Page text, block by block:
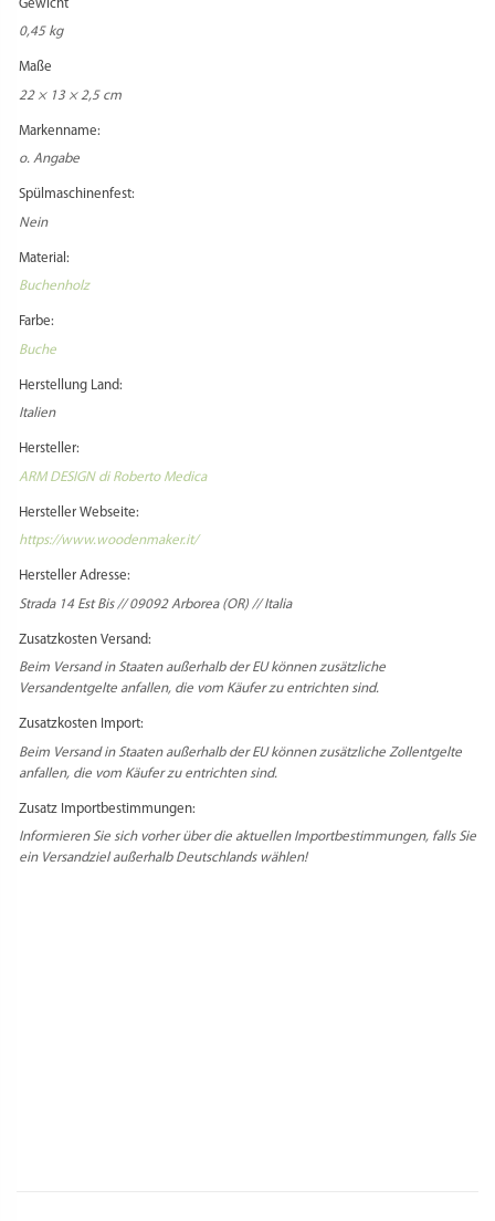
Gewicht
0,45 kg
Maße
22 × 13 × 2,5 cm
Markenname:
o. Angabe
Spülmaschinenfest:
Nein
Material:
Buchenholz
Farbe:
Buche
Herstellung Land:
Italien
Hersteller:
ARM DESIGN di Roberto Medica
Hersteller Webseite:
https://www.woodenmaker.it/
Hersteller Adresse:
Strada 14 Est Bis // 09092 Arborea (OR) // Italia
Zusatzkosten Versand:
Beim Versand in Staaten außerhalb der EU können zusätzliche
Versandentgelte anfallen, die vom Käufer zu entrichten sind.
Zusatzkosten Import:
Beim Versand in Staaten außerhalb der EU können zusätzliche Zollentgelte
anfallen, die vom Käufer zu entrichten sind.
Zusatz Importbestimmungen:
Informieren Sie sich vorher über die aktuellen Importbestimmungen, falls Sie
ein Versandziel außerhalb Deutschlands wählen!